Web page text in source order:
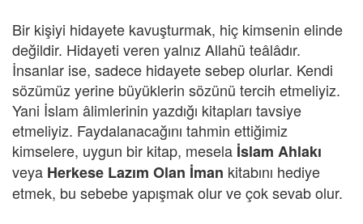
Bir kişiyi hidayete kavuşturmak, hiç kimsenin elinde
değildir. Hidayeti veren yalnız Allahü teâlâdır.
İnsanlar ise, sadece hidayete sebep olurlar. Kendi
sözümüz yerine büyüklerin sözünü tercih etmeliyiz.
Yani İslam âlimlerinin yazdığı kitapları tavsiye
etmeliyiz. Faydalanacağını tahmin ettiğimiz
kimselere, uygun bir kitap, mesela İslam Ahlakı
veya Herkese Lazım Olan İman kitabını hediye
etmek, bu sebebe yapışmak olur ve çok sevab olur.